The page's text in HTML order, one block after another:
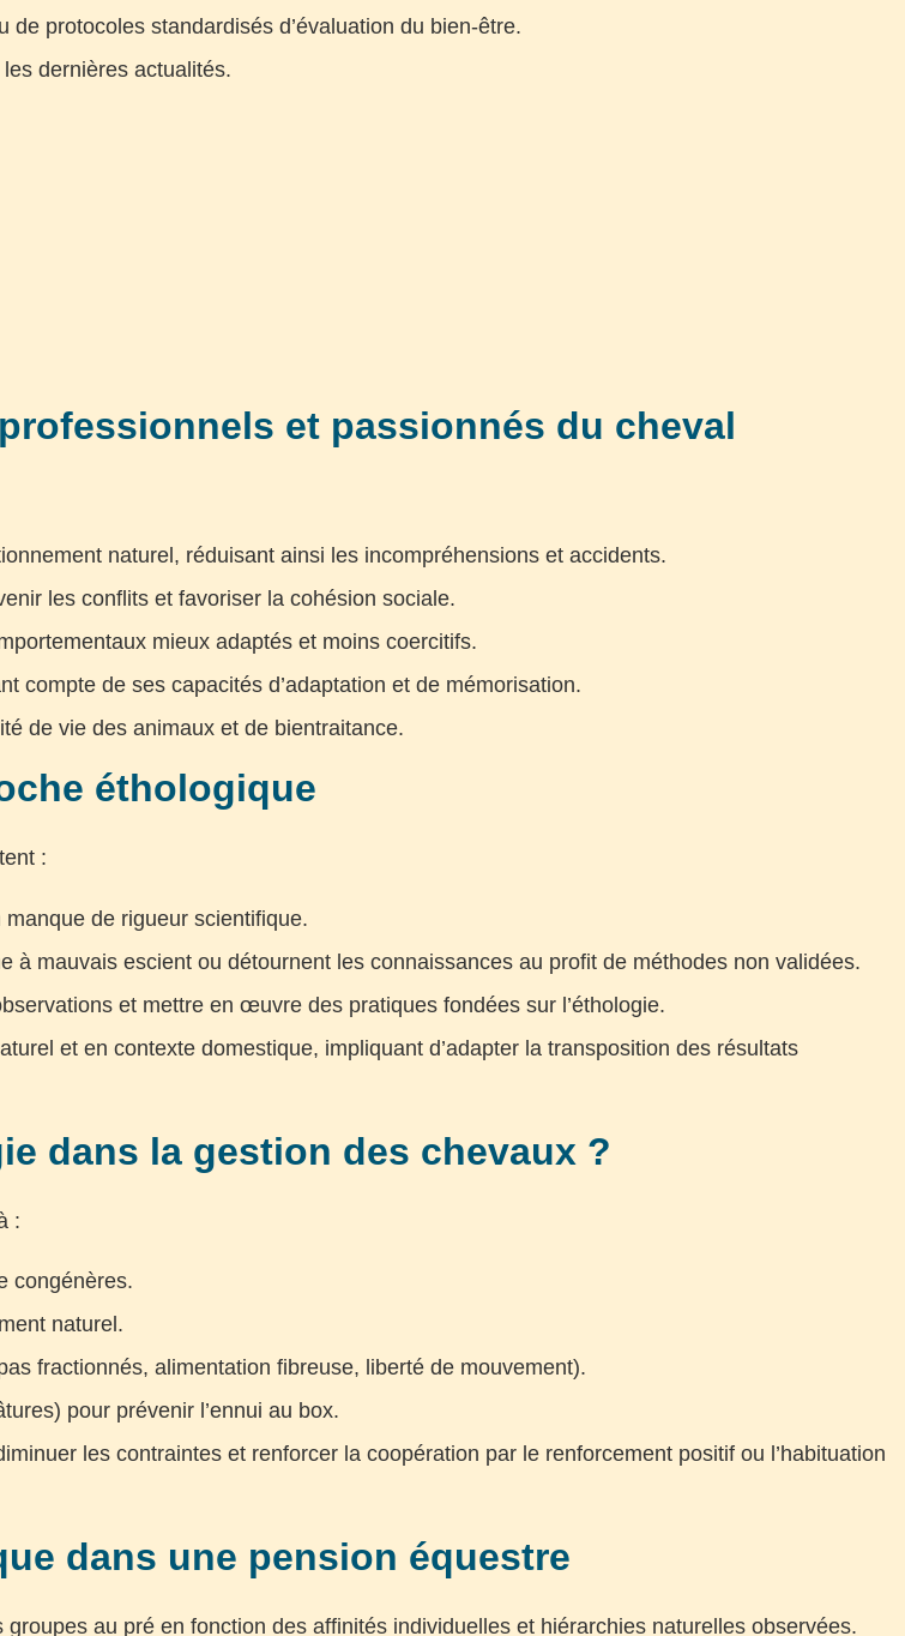
protocoles standardisés d’évaluation du bien-être.
dernières actualités.
et passionnés du cheval
naturel, réduisant ainsi les incompréhensions et accidents.
les conflits et favoriser la cohésion sociale.
mieux adaptés et moins coercitifs.
compte de ses capacités d’adaptation et de mémorisation.
de vie des animaux et de bientraitance.
éthologique
:
manque de rigueur scientifique.
à mauvais escient ou détournent les connaissances au profit de méthodes non validées.
et mettre en œuvre des pratiques fondées sur l’éthologie.
et en contexte domestique, impliquant d’adapter la transposition des résultats
dans la gestion des chevaux ?
:
congénères.
naturel.
fractionnés, alimentation fibreuse, liberté de mouvement).
pour prévenir l’ennui au box.
les contraintes et renforcer la coopération par le renforcement positif ou l’habituation
dans une pension équestre
groupes au pré en fonction des affinités individuelles et hiérarchies naturelles observées.